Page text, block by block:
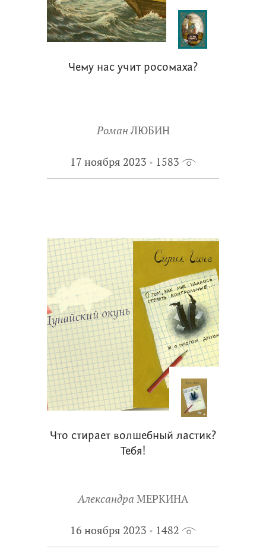
Чему нас учит росомаха?
Роман ЛЮБИН
17 ноября 2023 1583
Что стирает волшебный ластик?
Тебя!
Александра МЕРКИНА
16 ноября 2023 1482